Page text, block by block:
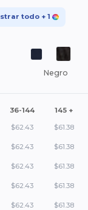
todo + 1
Negro
36-144 145 +
$62.43 $61.38
$62.43 $61.38
$62.43 $61.38
$62.43 $61.38
$62.43 $61.38